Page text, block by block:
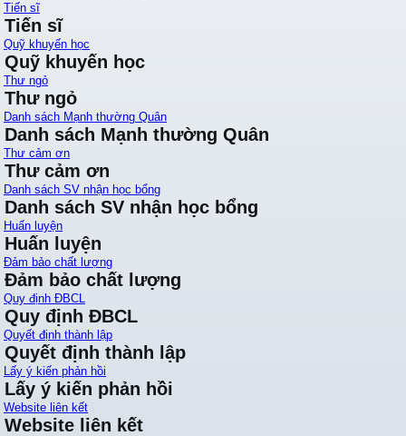
Tiến sĩ
Tiến sĩ
Quỹ khuyến học
Quỹ khuyến học
Thư ngỏ
Thư ngỏ
Danh sách Mạnh thường Quân
Danh sách Mạnh thường Quân
Thư cảm ơn
Thư cảm ơn
Danh sách SV nhận học bổng
Danh sách SV nhận học bổng
Huấn luyện
Huấn luyện
Đảm bảo chất lượng
Đảm bảo chất lượng
Quy định ĐBCL
Quy định ĐBCL
Quyết định thành lập
Quyết định thành lập
Lấy ý kiến phản hồi
Lấy ý kiến phản hồi
Website liên kết
Website liên kết